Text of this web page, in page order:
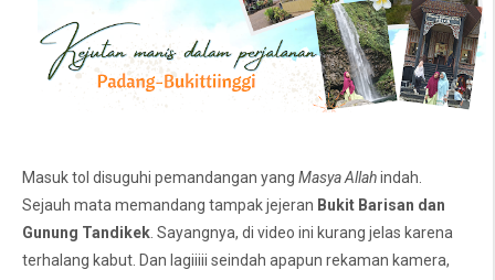
Masuk tol disuguhi pemandangan yang Masya Allahindah.
Sejauh mata memandang tampak jejeran Bukit Barisan dan
Gunung Tandikek. Sayangnya, di video ini kurang jelas karena
terhalang kabut. Dan lagiiiii seindah apapun rekaman kamera,